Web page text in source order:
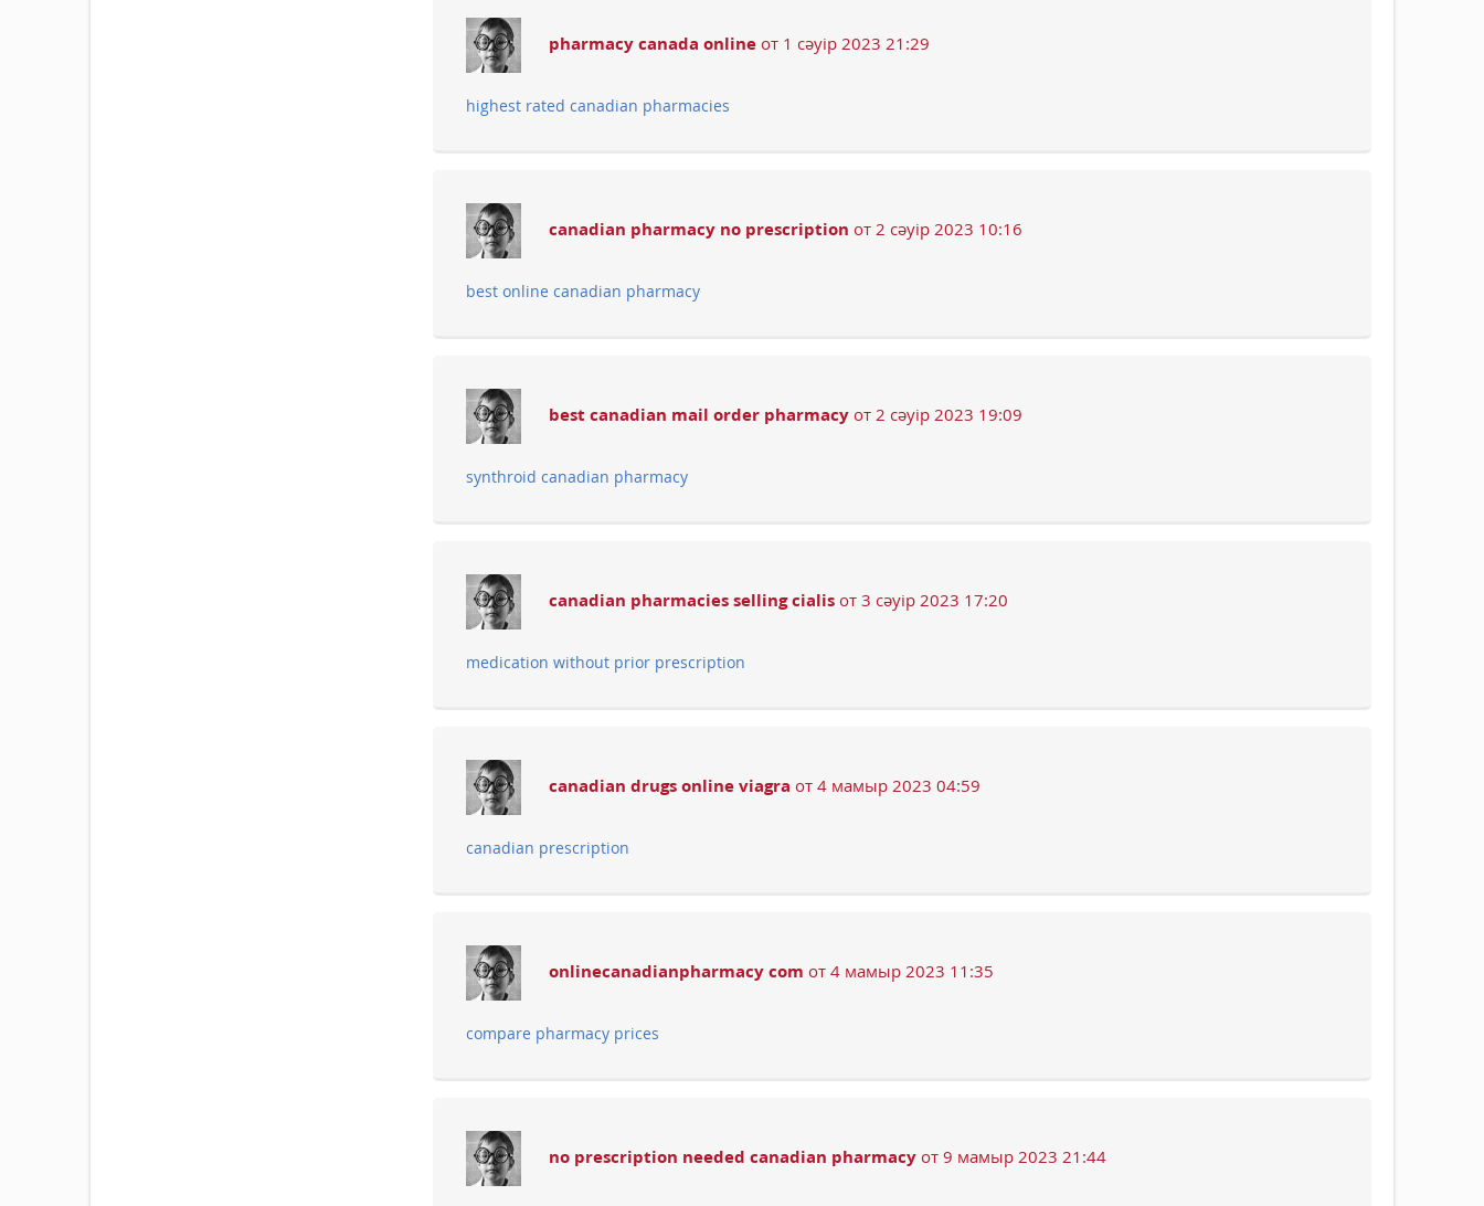
pharmacy canada online от 1 сәуір 2023 21:29
highest rated canadian pharmacies
canadian pharmacy no prescription от 2 сәуір 2023 10:16
best online canadian pharmacy
best canadian mail order pharmacy от 2 сәуір 2023 19:09
synthroid canadian pharmacy
canadian pharmacies selling cialis от 3 сәуір 2023 17:20
medication without prior prescription
canadian drugs online viagra от 4 мамыр 2023 04:59
canadian prescription
onlinecanadianpharmacy com от 4 мамыр 2023 11:35
compare pharmacy prices
no prescription needed canadian pharmacy от 9 мамыр 2023 21:44